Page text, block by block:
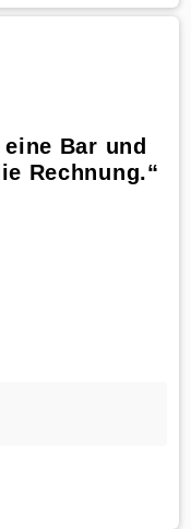
Bar und
Rechnung.“